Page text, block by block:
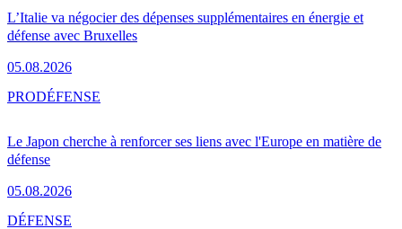
L’Italie va négocier des dépenses supplémentaires en énergie et
défense avec Bruxelles
05.08.2026
Le Japon cherche à renforcer ses liens avec l'Europe en matière de
défense
05.08.2026
PRODÉFENSE
DÉFENSE